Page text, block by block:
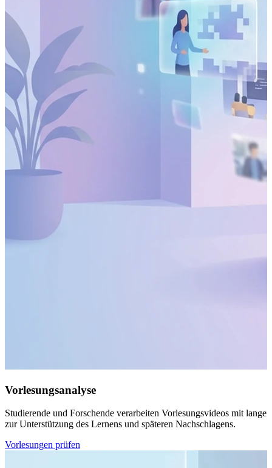
Vorlesungsanalyse
Studierende und Forschende verarbeiten Vorlesungsvideos mit
zur Unterstützung des Lernens und späteren Nachschlagens.
Vorlesungen prüfen